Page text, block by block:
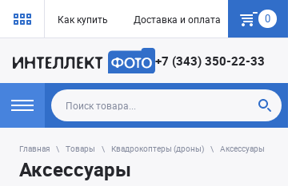
Как купить Доставка и оплата Гарантия
0
+7 (343) 350-22-33
Главная Товары Квадрокоптеры (дроны) Аксессуары
Аксессуары